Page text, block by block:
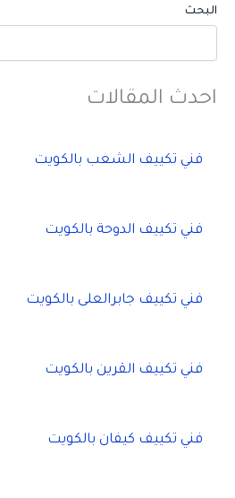
البحث
احدث المقالات
فني تكييف الشعب بالكويت
فني تكييف الدوحة بالكويت
فني تكييف جابرالعلى بالكويت
فني تكييف القرين بالكويت
فني تكييف كيفان بالكويت